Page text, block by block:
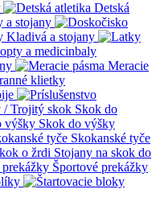
Detská
a stojany
Kladivá a stojany
a medicinbaly
Meracie
klietky
Skok do
Skok do výšky
Skokanské tyče
Stojany na skok do
Športové prekážky